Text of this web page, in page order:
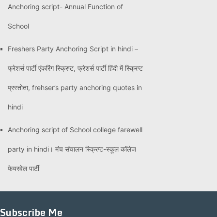
Anchoring script- Annual Function of
School
Freshers Party Anchoring Script in hindi –
फ्रेशर्स पार्टी एंकरिंग स्क्रिप्ट, फ्रेशर्स पार्टी हिंदी में स्क्रिप्ट
प्रस्तोता, frehser’s party anchoring quotes in
hindi
Anchoring script of School college farewell
party in hindi। मंच संचालन स्क्रिप्ट-स्कूल कॉलेज
फेयरवेल पार्टी
Subscribe Me